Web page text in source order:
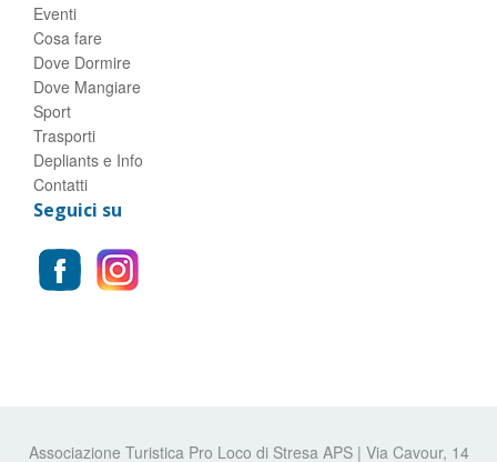
Eventi
Cosa fare
Dove Dormire
Dove Mangiare
Sport
Trasporti
Depliants e Info
Contatti
Seguici su
Associazione Turistica Pro Loco di Stresa APS | Via Cavour, 14